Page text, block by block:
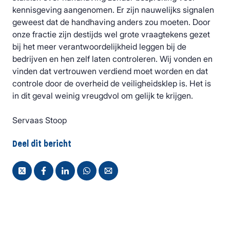
kennisgeving aangenomen. Er zijn nauwelijks signalen
geweest dat de handhaving anders zou moeten. Door
onze fractie zijn destijds wel grote vraagtekens gezet
bij het meer verantwoordelijkheid leggen bij de
bedrijven en hen zelf laten controleren. Wij vonden en
vinden dat vertrouwen verdiend moet worden en dat
controle door de overheid de veiligheidsklep is. Het is
in dit geval weinig vreugdvol om gelijk te krijgen.
Servaas Stoop
Deel dit bericht